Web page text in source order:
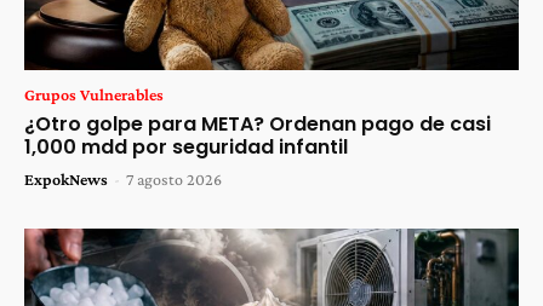
Grupos Vulnerables
¿Otro golpe para META? Ordenan pago de casi
1,000 mdd por seguridad infantil
ExpokNews - 7 agosto 2026